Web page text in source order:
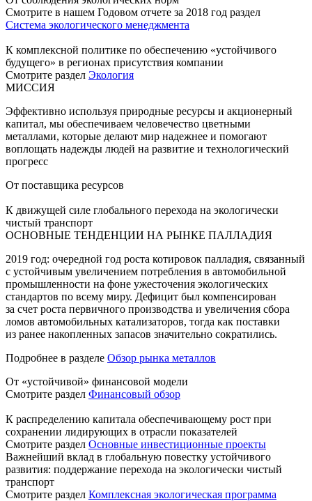
Смотрите в нашем Годовом отчете за 2018 год раздел
Система экологического менеджмента
К комплексной политике по обеспечению «устойчивого
будущего» в регионах присутствия компании
Смотрите раздел Экология
МИССИЯ
Эффективно используя природные ресурсы и акционерный
капитал, мы обеспечиваем человечество цветными
металлами, которые делают мир надежнее и помогают
воплощать надежды людей на развитие и технологический
прогресс
От поставщика ресурсов
К движущей силе глобального перехода на экологически
чистый транспорт
ОСНОВНЫЕ ТЕНДЕНЦИИ НА РЫНКЕ ПАЛЛАДИЯ
2019 год: очередной год роста котировок палладия, связанный
с устойчивым увеличением потребления в автомобильной
промышленности на фоне ужесточения экологических
стандартов по всему миру. Дефицит был компенсирован
за счет роста первичного производства и увеличения сбора
ломов автомобильных катализаторов, тогда как поставки
из ранее накопленных запасов значительно сократились.
Подробнее в разделе Обзор рынка металлов
От «устойчивой» финансовой модели
Смотрите раздел Финансовый обзор
К распределению капитала обеспечивающему рост при
сохранении лидирующих в отрасли показателей
Смотрите раздел Основные инвестиционные проекты
Важнейший вклад в глобальную повестку устойчивого
развития: поддержание перехода на экологически чистый
транспорт
Смотрите раздел Комплексная экологическая программа